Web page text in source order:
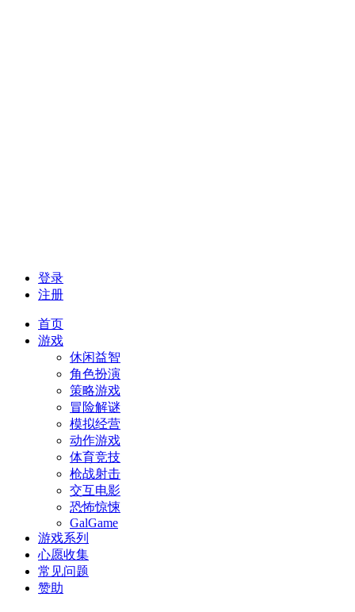
登录
注册
首页
游戏
休闲益智
角色扮演
策略游戏
冒险解谜
模拟经营
动作游戏
体育竞技
枪战射击
交互电影
恐怖惊悚
GalGame
游戏系列
心愿收集
常见问题
赞助